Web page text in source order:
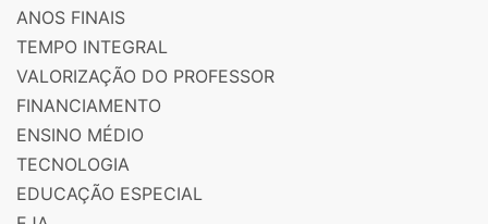
ANOS FINAIS
TEMPO INTEGRAL
VALORIZAÇÃO DO PROFESSOR
FINANCIAMENTO
ENSINO MÉDIO
TECNOLOGIA
EDUCAÇÃO ESPECIAL